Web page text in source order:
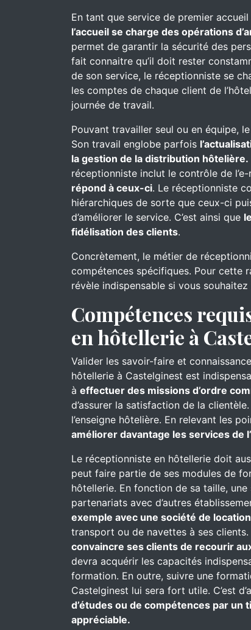
En tant que service de premier
l’accueil se charge des opérations
permet de garantir la sécurité des
fait connaitre qu’il doit rester
de son service, le réceptionniste se
les comptes de chaque client de
journée de travail.
Pouvant travailler seul ou en équipe,
Son travail englobe parfois
la gestion de la distribution hôtelière.
réceptionniste inclut le contrôle de
répond à ceux-ci. Le réceptionniste
hiérarchiques de sorte que ceux-ci
d’améliorer le service. C’est ainsi que
fidélisation des clients.
Concrètement, le métier de
compétences spécifiques. Pour cette
révèle indispensable si vous
Compétences
en hôtellerie à
Valider les savoir-faire et
hôtellerie à Castelginest est
à effectuer des missions d’ordre
d’assurer la satisfaction de la
l’enseigne hôtelière. En relevant les
améliorer davantage les services de
Le réceptionniste en hôtellerie doit
peut faire partie de ses modules de
hôtellerie. En fonction de sa taille,
partenariats avec d’autres
exemple avec une société de
transport ou de navettes à ses clients.
convaincre ses clients de recourir
devra acquérir les capacités
formation. En outre, suivre une
Castelginest lui sera fort utile. C’est
d’études ou de compétences par
appréciable.